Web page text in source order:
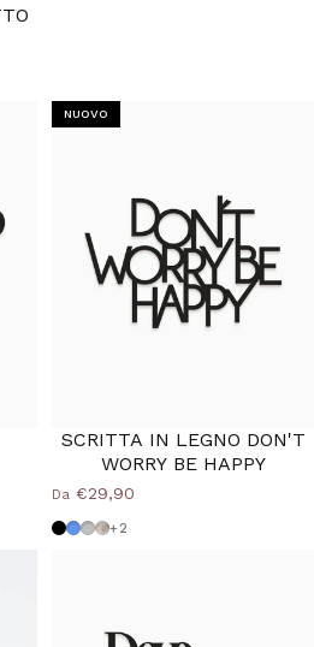
NUOVO
SCRITTA IN LEGNO DON'T
WORRY BE HAPPY
Da €29,90
Nero
Azzurro Polvere
Grigio Medio
Shabby
+2